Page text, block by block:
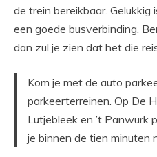
de trein bereikbaar.
een goede busverbinding.
dan zul je zien dat het die
Kom je met de auto
parkeerterreinen. Op De
Lutjebleek en ’t Panwurk
je binnen de tien minuten